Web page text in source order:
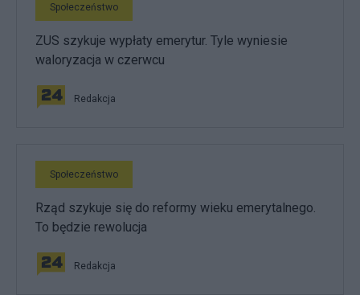
Społeczeństwo
ZUS szykuje wypłaty emerytur. Tyle wyniesie
waloryzacja w czerwcu
Redakcja
Społeczeństwo
Rząd szykuje się do reformy wieku emerytalnego.
To będzie rewolucja
Redakcja